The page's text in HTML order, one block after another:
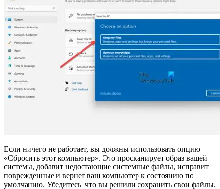
Если ничего не работает, вы должны использовать опцию
«Сбросить этот компьютер». Это просканирует образ вашей
системы, добавит недостающие системные файлы, исправит
поврежденные и вернет ваш компьютер к состоянию по
умолчанию. Убедитесь, что вы решили сохранить свои файлы.